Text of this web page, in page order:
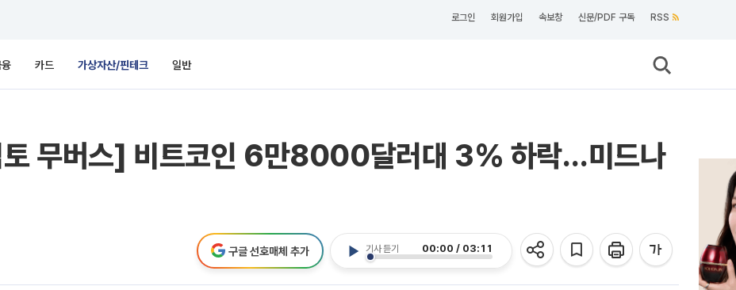
로그인 회원가입 속보창 신문/PDF 구독 RSS
카드 가상자산/핀테크 일반
무버스] 비트코인 6만8000달러대 3% 하락…미드나
기사 듣기 00:00 / 03:11
구글 선호매체 추가